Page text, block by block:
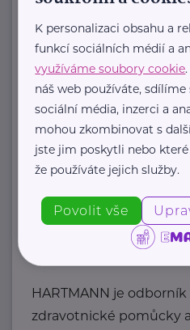
http://
+420 792 262 128
Fakultní nemocnice
info@fnol.cz
HARTMANN – RICO a.s.
Masarykovo nám. 77
HARTMANN je odborník
zdravotnické pomůcky
K personalizaci obsahu a
funkcí sociálních médií a
využíváme soubory cookie
náš web používáte,
sociální média, inzerci a
mohou zkombinovat s
jste jim poskytli nebo
že používáte jejich služby.
Povolit vše